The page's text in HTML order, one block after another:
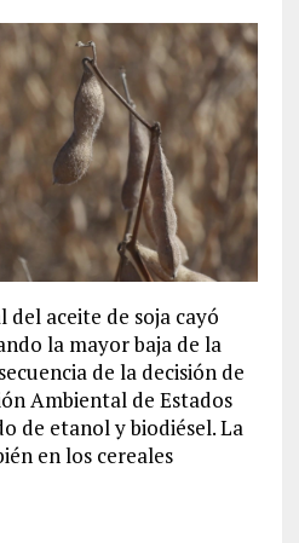
aceite de soja cayó
la mayor baja de la
de la decisión de
Ambiental de Estados
de etanol y biodiésel. La
en los cereales